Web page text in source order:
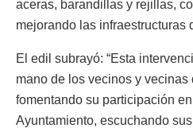
aceras, barandillas y rejillas,
mejorando las infraestructuras
El edil subrayó: “Esta
mano de los vecinos y vecinas
fomentando su participación
Ayuntamiento, escuchando